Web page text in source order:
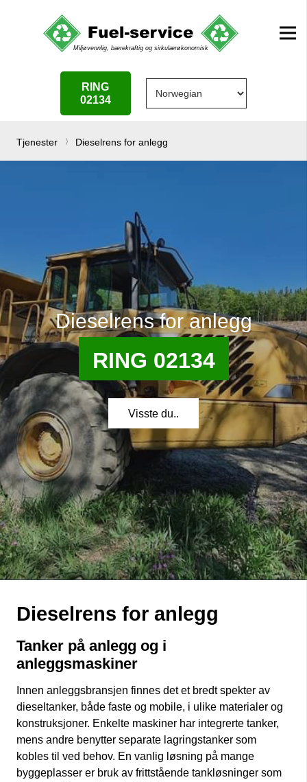
RING
02134
Tjenester Dieselrens for anlegg
Dieselrens for anlegg
RING 02134
Visste du..
Dieselrens for anlegg
Tanker på anlegg og i
anleggsmaskiner
Innen anleggsbransjen finnes det et bredt spekter av
dieseltanker, både faste og mobile, i ulike materialer og
konstruksjoner. Enkelte maskiner har integrerte tanker,
mens andre benytter separate lagringstanker som
kobles til ved behov. En vanlig løsning på mange
byggeplasser er bruk av frittstående tankløsninger som